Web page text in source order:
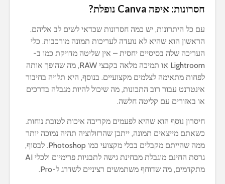
חסרונות: איפה Canva נופלת?
עם כל היתרונות, יש כמה חסרונות שכדאי לשים לב אליהם.
הראשון הוא שהיא לא נועדה לעריכות תמונה מורכבות. כלי
העריכה שלה בסיסיים יחסית – אין שליטה מדויקת כמו ב-
Lightroom או תמיכה מלאה בקבצי RAW, מה שהופך אותה
לפחות מתאימה לצלמים מקצועיים. בנוסף, היא תלויה בחיבור
אינטרנט עבור רוב התכונות, מה שיכול להיות מגבלה בדרכים
או באזורים עם קליטה חלשה.
חיסרון נוסף הוא שהיא לפעמים מקריבה איכות לטובת נוחות.
כשאתם מייצאים תמונה, ייתכן שהרזולוציה תהיה נמוכה יותר
ממה שהייתם מקבלים בכלי מקצועי כמו Photoshop. לבסוף,
גרסת החינם מוגבלת מבחינת גישה לתבניות פרימיום ולכלי AI
מתקדמים, מה שדוחף משתמשים רציניים לשדרג ל-Pro.